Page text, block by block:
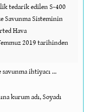
tedarik edilen S-400
Savunma Sisteminin
Hava
2019 tarihinden
savunma ihtiyacı …
kurum adı, Soyadı